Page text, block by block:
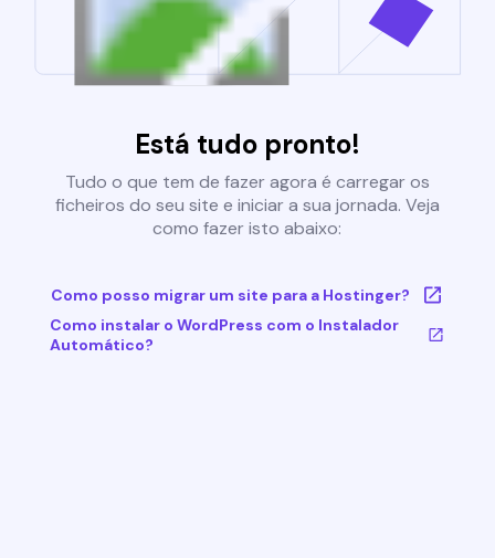
Está tudo pronto!
Tudo o que tem de fazer agora é carregar os
ficheiros do seu site e iniciar a sua jornada. Veja
como fazer isto abaixo:
Como posso migrar um site para a Hostinger?
Como instalar o WordPress com o Instalador
Automático?